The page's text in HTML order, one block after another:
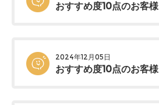
おすすめ度10点のお客様
2024年12月05日
おすすめ度10点のお客様